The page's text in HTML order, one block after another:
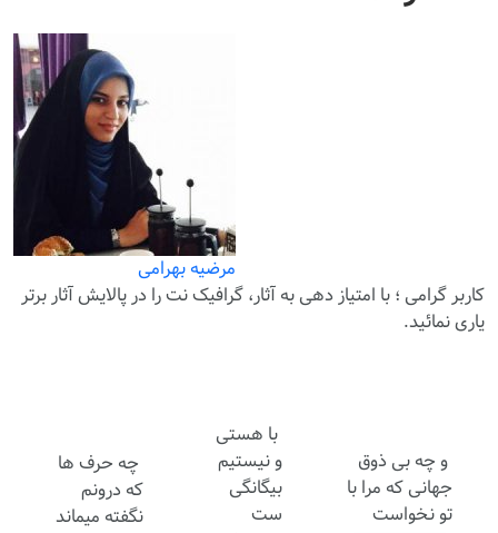
مرضیه بهرامی
کاربر گرامی ؛ با امتیاز دهیبه آثار، گرافیک نت را در پالایش آثار برتر
یاری نمائید.
و چه بی ذوق
جهانی که مرا با
تو نخواست
با هستی
و نیستیم
بیگانگی
ست
چه حرف ها
که درونم
نگفته میماند